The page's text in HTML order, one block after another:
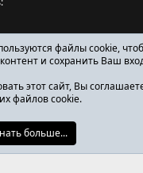
файлы cookie,
и сохранить Ваш
этот сайт, Вы
файлов cookie.
больше...